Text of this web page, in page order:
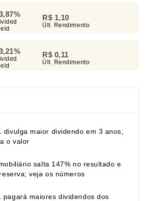
R$ 1,10
Últ. Rendimento
R$ 0,11
Últ. Rendimento
divulga maior dividendo em 3 anos;
o valor
salta 147% no resultado e
veja os números
pagará maiores dividendos dos